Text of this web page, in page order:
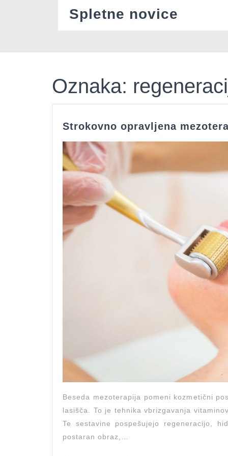
Spletne novice
Oznaka:
Strokovno opravljena
Beseda mezoterapija pomeni kozmetični
lasišča. To je tehnika vbrizgavanja
Te sestavine pospešujejo regeneracijo,
postaran obraz,…